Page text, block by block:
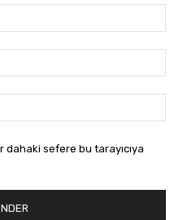
dahaki sefere bu tarayıcıya